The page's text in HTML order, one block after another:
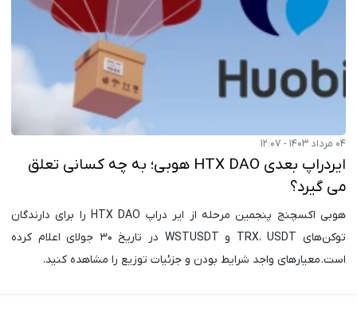
۰۴ مرداد ۱۴۰۳ - ۱۲:۰۷
ایردراپ بعدی HTX DAO هوبی؛ به چه کسانی تعلق
می گیرد؟
هوبی اکسچنج پنجمین مرحله از ایر دراپ HTX DAO را برای دارندگان
توکن‌های TRX، USDT و WSTUSDT در تاریخ ۳۰ جولای اعلام کرده
است. معیارهای واجد شرایط بودن و جزئیات توزیع را مشاهده کنید.